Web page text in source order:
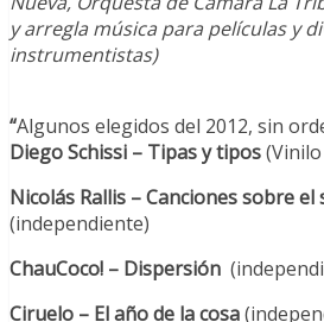
y arregla música para películas y
instrumentistas)
“Algunos elegidos del 2012, sin
Diego Schissi – Tipas y tipos
Nicolás Rallis – Canciones sobre el
(independiente)
ChauCoco! – Dispersión
Ciruelo – El año de la cosa